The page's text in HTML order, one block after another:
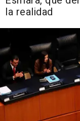
la realidad